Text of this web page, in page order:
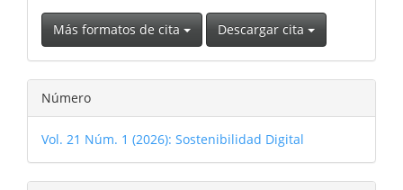
Más formatos de cita Descargar cita
Número
Vol. 21 Núm. 1 (2026): Sostenibilidad Digital